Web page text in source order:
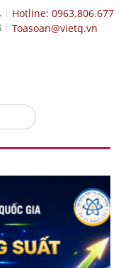
Hotline: 0963.806.677
Toasoan@vietq.vn